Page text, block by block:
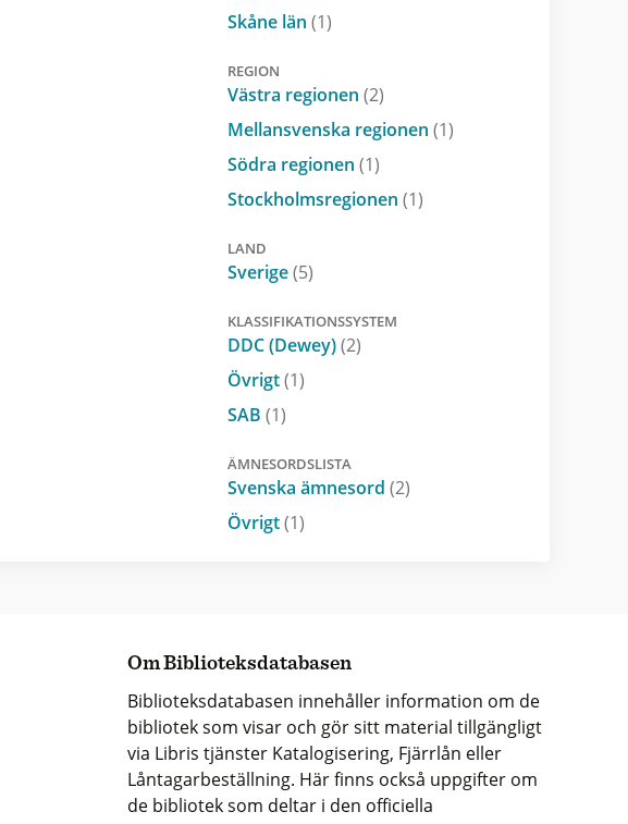
Skåne län (1)
REGION
Västra regionen (2)
Mellansvenska regionen (1)
Södra regionen (1)
Stockholmsregionen (1)
LAND
Sverige(5)
KLASSIFIKATIONSSYSTEM
DDC (Dewey)(2)
Övrigt(1)
SAB (1)
ÄMNESORDSLISTA
Svenska ämnesord (2)
Övrigt(1)
Om Biblioteksdatabasen
Biblioteksdatabasen innehåller information om de
bibliotek som visar och gör sitt material tillgängligt
via Libris tjänster Katalogisering, Fjärrlån eller
Låntagarbeställning. Här finns också uppgifter om
de bibliotek som deltar i den officiella